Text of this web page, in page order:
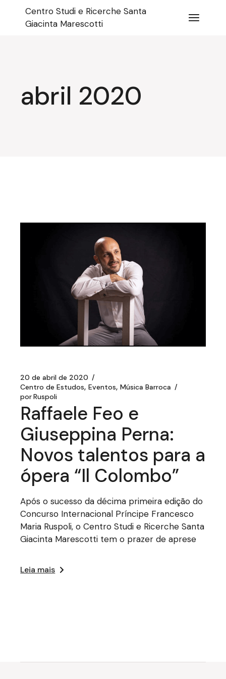
conteúdo
Centro Studi e Ricerche Santa
Giacinta Marescotti
abril 2020
20 de abril de 2020
Centro de Estudos Eventos Música Barroca
porRuspoli
Raffaele Feo e
Giuseppina Perna:
Novos talentos para a
ópera “Il Colombo”
Após o sucesso da décima primeira edição do
Concurso Internacional Príncipe Francesco
Maria Ruspoli, o Centro Studi e Ricerche Santa
Giacinta Marescotti tem o prazer de aprese
Leia mais